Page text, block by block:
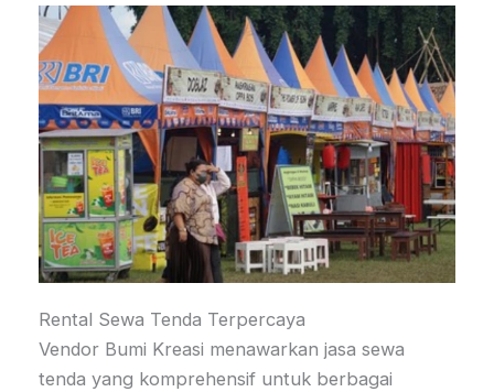
Rental Sewa Tenda Terpercaya
Vendor Bumi Kreasi menawarkan jasa sewa
tenda yang komprehensif untuk berbagai